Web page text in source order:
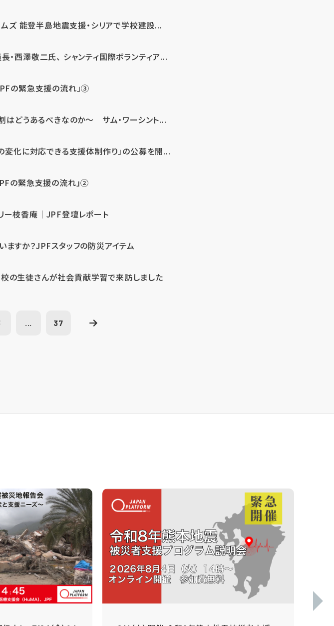
ズ 能登半島地震支援・シリアで学校建設...
西澤敬二氏、 シャンティ国際ボランティア...
の緊急支援の流れ」③
はどうあるべきなのか～ サム・ワーシント...
変化に対応できる支援体制作り」の公募を開...
の緊急支援の流れ」②
ー枝香庵｜JPF登壇レポート
ますか？JPFスタッフの防災アイテム
校の生徒さんが社会貢献学習で来訪しました
... 37